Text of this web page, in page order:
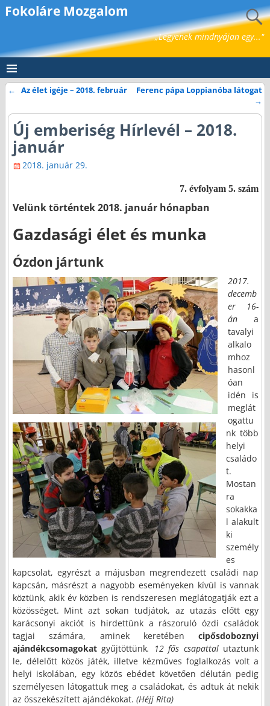
Fokoláre Mozgalom
„Legyenek mindnyájan egy..."
← Az élet igéje – 2018. február
Ferenc pápa Loppianóba látogat
→
Új emberiség Hírlevél – 2018.
január
2018. január 29.
7. évfolyam 5. szám
Velünk történtek 2018. január hónapban
Gazdasági élet és munka
Ózdon jártunk
2017.
decemb
er 16-
án a
tavalyi
alkalo
mhoz
hasonl
óan
idén is
meglát
ogattu
nk több
helyi
családo
t.
Mostan
ra
sokakka
l alakult
ki
személy
es
kapcsolat, egyrészt a májusban megrendezett családi nap
kapcsán, másrészt a nagyobb eseményeken kívül is vannak
köztünk, akik év közben is rendszeresen meglátogatják ezt a
közösséget. Mint azt sokan tudjátok, az utazás előtt egy
karácsonyi akciót is hirdettünk a rászoruló ózdi családok
tagjai számára, aminek keretébencipősdoboznyi
ajándékcsomagokatgyűjtöttünk. 12 fős csapattalutaztunk
le, délelőtt közös játék, illetve kézműves foglalkozás volt a
helyi iskolában, egy közös ebédet követően délután pedig
személyesen látogattuk meg a családokat, és adtuk át nekik
az összekészített ajándékokat. (Héjj Rita)